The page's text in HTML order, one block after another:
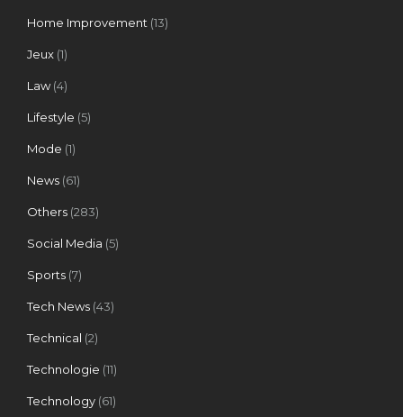
Home Improvement (13)
Jeux (1)
Law(4)
Lifestyle (5)
Mode (1)
News (61)
Others (283)
Social Media (5)
Sports (7)
Tech News (43)
Technical (2)
Technologie (11)
Technology (61)